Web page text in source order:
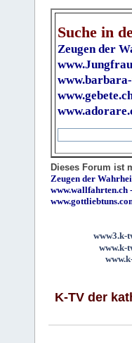
Suche in
Zeugen der
Dieses Forum ist
Zeugen der
www.wallfahrten.ch -
www3.k-
www.k-
K-TV der